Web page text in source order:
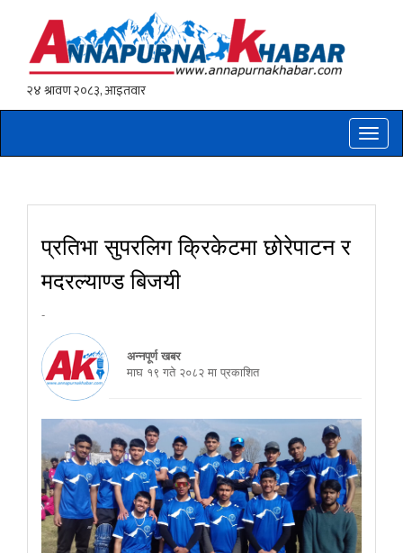
Toggle
प्रतिभा सुपरलिग क्रिकेटमा छोरेपाटन र
मदरल्याण्ड बिजयी
-
अन्नपूर्ण खबर
माघ १९ गते २०८२ मा प्रकाशित